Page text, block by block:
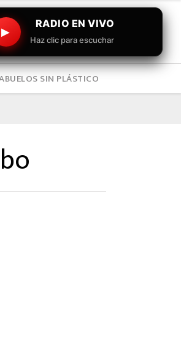
▶
RADIO EN VIVO
Haz clic para escuchar
SIN PLÁSTICO